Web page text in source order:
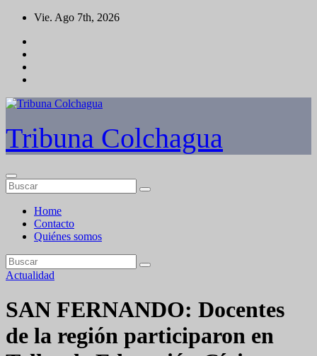
Saltar
contenido
Vie. Ago 7th, 2026
Tribuna Colchagua
Home
Contacto
Quiénes somos
Actualidad
SAN FERNANDO: Docentes
de la región participaron en